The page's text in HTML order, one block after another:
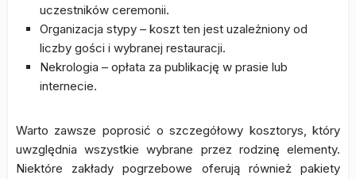
uczestników ceremonii.
Organizacja stypy – koszt ten jest uzależniony od
liczby gości i wybranej restauracji.
Nekrologia – opłata za publikację w prasie lub
internecie.
Warto zawsze poprosić o szczegółowy kosztorys, który
uwzględnia wszystkie wybrane przez rodzinę elementy.
Niektóre zakłady pogrzebowe oferują również pakiety